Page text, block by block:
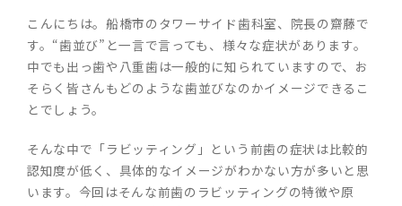
こんにちは。船橋市のタワーサイド歯科室、院長の齋藤で
す。“歯並び”と一言で言っても、様々な症状があります。
中でも出っ歯や八重歯は一般的に知られていますので、お
そらく皆さんもどのような歯並びなのかイメージできるこ
とでしょう。
そんな中で「ラビッティング」という前歯の症状は比較的
認知度が低く、具体的なイメージがわかない方が多いと思
います。今回はそんな前歯のラビッティングの特徴や原